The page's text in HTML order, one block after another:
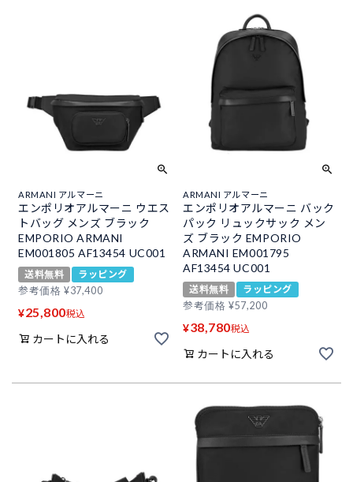
ARMANI アルマーニ
エンポリオアルマーニ ウエス
トバッグ メンズ ブラック
EMPORIO ARMANI
EM001805 AF13454 UC001
送料無料
ラッピング
参考価格 ¥37,400
¥25,800税込
カートに入れる
ARMANI アルマーニ
エンポリオアルマーニ バック
パック リュックサック メン
ズ ブラック EMPORIO
ARMANI EM001795
AF13454 UC001
送料無料
ラッピング
参考価格 ¥57,200
¥38,780税込
カートに入れる